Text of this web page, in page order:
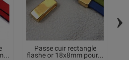
Passe cuir rectangle
flashe or 18x8mm pour...
›